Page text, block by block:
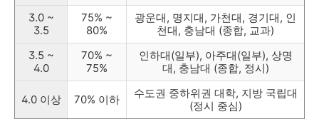
3.0 ~
3.5
75% ~
80%
광운대, 명지대, 가천대, 경기대, 인
천대, 충남대 (종합, 교과)
3.5 ~
4.0
70% ~
75%
인하대(일부), 아주대(일부), 상명
대, 충남대 (종합, 정시)
4.0 이상 70% 이하
수도권 중하위권 대학, 지방 국립대
(정시 중심)